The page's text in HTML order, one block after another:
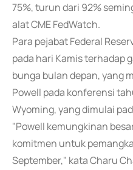
75%, turun dari 92%
alat CME FedWatch.
Para pejabat Federal
pada hari Kamis terhadap
bunga bulan depan, yang
Powell pada konferensi
Wyoming, yang dimulai
"Powell kemungkinan
komitmen untuk
September," kata Charu